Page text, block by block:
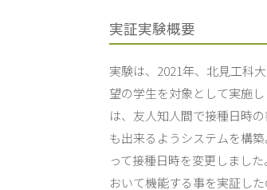
実証実験概要
実験は、2021年、北見工科
望の学生を対象として実施
は、友人知人間で接種日時
も出来るようシステムを構
って接種日時を変更しまし
おいて機能する事を実証した